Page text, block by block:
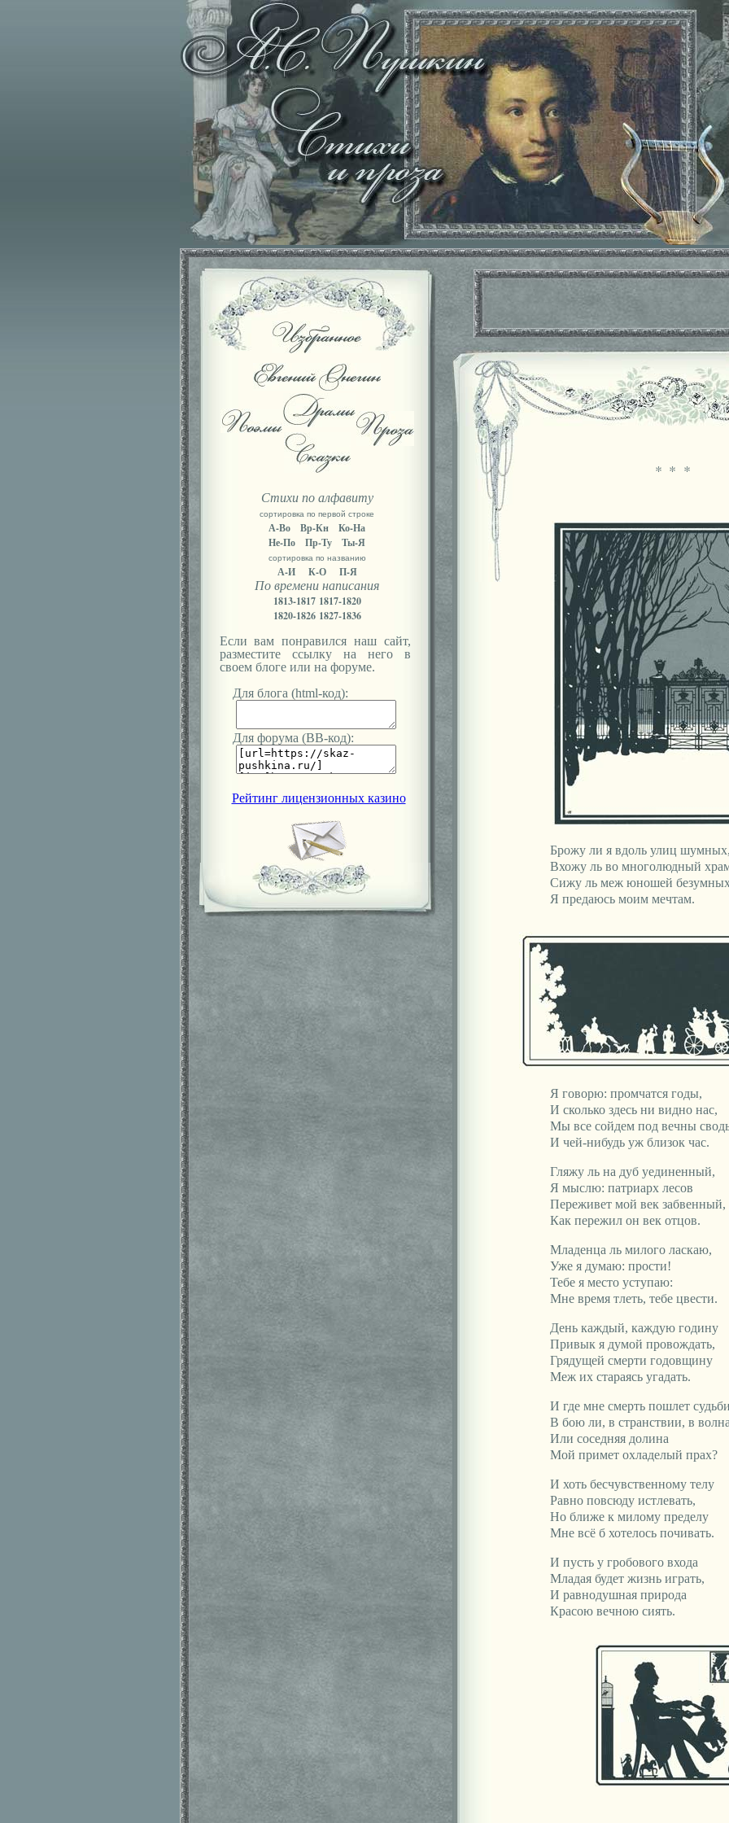
Стихи по алфавиту
сортировка по первой строке
А-Во Вр-Кн
Ко-На
Не-По
Пр-Ту Ты-Я
сортировка по названию
А-И К-О
П-Я
По времени написания
1813-1817 1817-1820
1820-1826 1827-1836
Если вам понравился наш сайт,
разместите ссылку на него в
своем блоге или на форуме.
Для блога (html-код):
Для форума (ВВ-код):
Рейтинг лицензионных казино
* * *
Брожу ли я вдоль улиц
Вхожу ль во многолюдный
Сижу ль меж юношей
Я предаюсь моим мечтам.
Я говорю: промчатся годы,
И сколько здесь ни видно нас,
Мы все сойдем под вечны
И чей-нибудь уж близок час.
Гляжу ль на дуб уединенный,
Я мыслю: патриарх лесов
Переживет мой век забвенный,
Как пережил он век отцов.
Младенца ль милого ласкаю,
Уже я думаю: прости!
Тебе я место уступаю:
Мне время тлеть, тебе цвести.
День каждый, каждую годину
Привык я думой провождать,
Грядущей смерти годовщину
Меж их стараясь угадать.
И где мне смерть пошлет
В бою ли, в странствии, в
Или соседняя долина
Мой примет охладелый прах?
И хоть бесчувственному телу
Равно повсюду истлевать,
Но ближе к милому пределу
Мне всё б хотелось почивать.
И пусть у гробового входа
Младая будет жизнь играть,
И равнодушная природа
Красою вечною сиять.